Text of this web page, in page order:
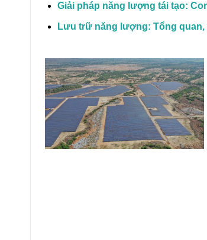
Giải pháp năng lượng tái tạo:
Lưu trữ năng lượng: Tổng